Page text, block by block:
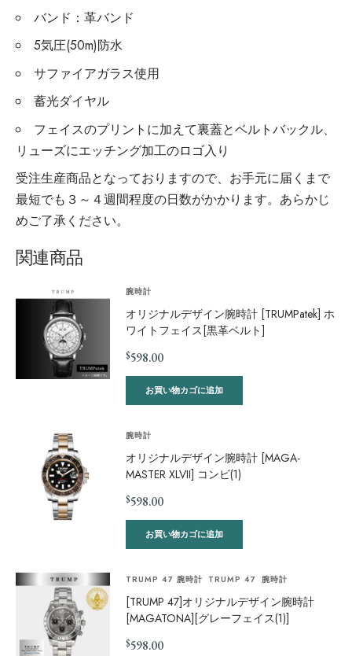
バンド：革バンド
5気圧(50m)防水
サファイアガラス使用
蓄光ダイヤル
フェイスのプリントに加えて裏蓋とベルトバックル、
リューズにエッチング加工のロゴ入り
受注生産商品となっておりますので、お手元に届くまで
最短でも３～４週間程度の日数がかかります。あらかじ
めご了承ください。
関連商品
腕時計
オリジナルデザイン腕時計 [TRUMPatek] ホ
ワイトフェイス[黒革ベルト]
$598.00
お買い物カゴに追加
腕時計
オリジナルデザイン腕時計 [MAGA-
MASTER XLVII] コンビ(1)
$598.00
お買い物カゴに追加
TRUMP 47 腕時計 TRUMP 47 腕時計
[TRUMP 47]オリジナルデザイン腕時計
[MAGATONA][グレーフェイス(1)]
$598.00